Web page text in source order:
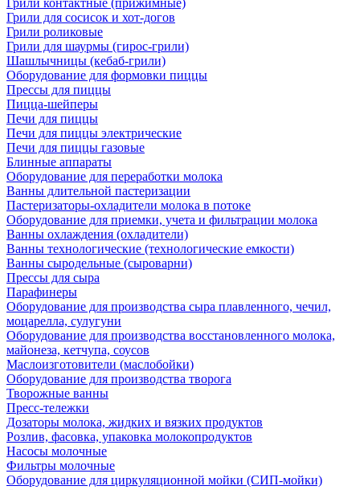
Грили контактные (прижимные)
Грили для сосисок и хот-догов
Грили роликовые
Грили для шаурмы (гирос-грили)
Шашлычницы (кебаб-грили)
Оборудование для формовки пиццы
Прессы для пиццы
Пицца-шейперы
Печи для пиццы
Печи для пиццы электрические
Печи для пиццы газовые
Блинные аппараты
Оборудование для переработки молока
Ванны длительной пастеризации
Пастеризаторы-охладители молока в потоке
Оборудование для приемки, учета и фильтрации молока
Ванны охлаждения (охладители)
Ванны технологические (технологические емкости)
Ванны сыродельные (сыроварни)
Прессы для сыра
Парафинеры
Оборудование для производства сыра плавленного, чечил,
моцарелла, сулугуни
Оборудование для производства восстановленного молока,
майонеза, кетчупа, соусов
Маслоизготовители (маслобойки)
Оборудование для производства творога
Творожные ванны
Пресс-тележки
Дозаторы молока, жидких и вязких продуктов
Розлив, фасовка, упаковка молокопродуктов
Насосы молочные
Фильтры молочные
Оборудование для циркуляционной мойки (СИП-мойки)